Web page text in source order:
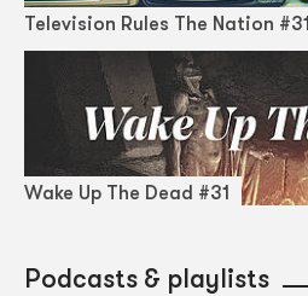
Television Rules The Nation #31
Wake Up The Dead #31
Podcasts & playlists